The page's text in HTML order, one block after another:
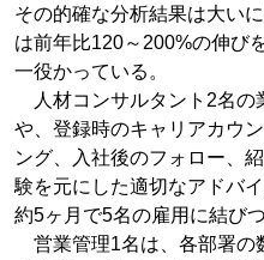
その的確な分析結果は大い
は前年比120～200%の伸び
一役かっている。
人材コンサルタント2名の
や、登録時のキャリアカウ
ング、入社後のフォロー、
験を元にした適切なアドバ
約5ヶ月で5名の雇用に結びつ
営業管理1名は、各部署の